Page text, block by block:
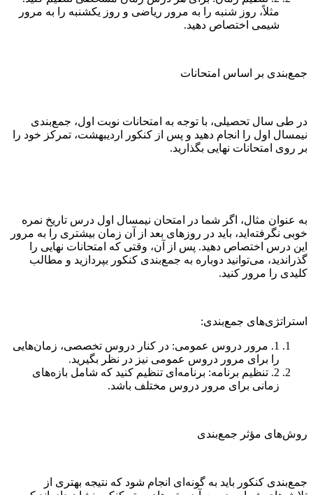
مثلاً، روز شنبه را به مرور ریاضی و روز یکشنبه را به مرور
شیمی اختصاص دهید.
جمع‌بندی بر اساس امتحانات
در طی سال تحصیلی، با توجه به امتحانات نوبت اول، جمع‌بندی
نیمسال اول را انجام دهید و پس از کنکور اردیبهشت، تمرکز خود را
بر روی امتحانات نهایی بگذارید.
به عنوان مثال، اگر شما در امتحان نیمسال اول درس تاریخ نمره
خوبی نگرفته‌اید، باید در روزهای بعد از آن زمان بیشتری را به مرور
این درس اختصاص دهید. پس از آن، وقتی که امتحانات نهایی را
گذراندید، می‌توانید دوباره به جمع‌بندی کنکور بپردازید و مطالب
کلیدی را مرور کنید.
استراتژی‌های جمع‌بندی:
1. مرور دروس عمومی: در کنار دروس تخصصی، زمان‌هایی
را برای مرور دروس عمومی نیز در نظر بگیرید.
2. تنظیم برنامه: برنامه‌ای تنظیم کنید که شامل بازه‌های
زمانی برای مرور دروس مختلف باشد.
روش‌های مؤثر جمع‌بندی
جمع‌بندی کنکور باید به گونه‌ای انجام شود که نتیجه بهتری از